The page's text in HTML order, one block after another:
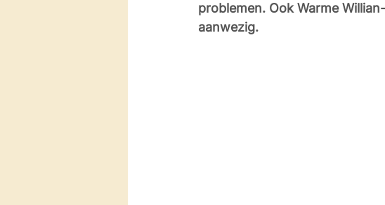
problemen. Ook Warme
aanwezig.